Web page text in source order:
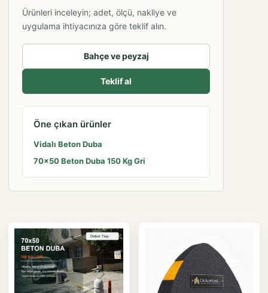
Ürünleri inceleyin; adet, ölçü, nakliye ve
uygulama ihtiyacınıza göre teklif alın.
Bahçe ve peyzaj
Teklif al
Öne çıkan ürünler
Vidalı Beton Duba
70×50 Beton Duba 150 Kg Gri